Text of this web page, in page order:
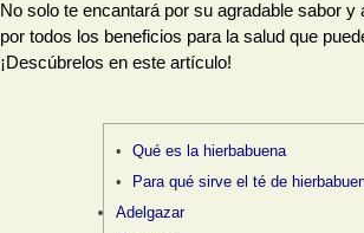
No solo te encantará por su agradable sabor y
por todos los beneficios para la salud que
¡Descúbrelos en este artículo!
Qué es la hierbabuena
Para qué sirve el té de
Adelgazar